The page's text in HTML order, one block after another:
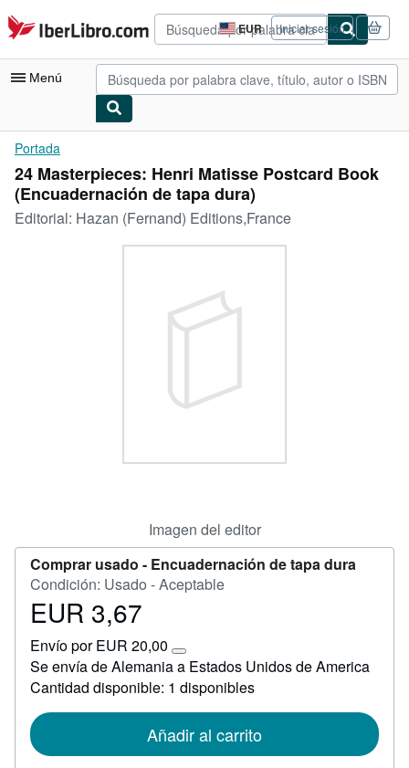
Pasar al contenido principal
IberLibro.com EUR
Preferencias
de
compra
del
Iniciar sesión
Menú
Mi cuenta
Consultar mis pedidos
Búsqueda avanzada
Portada
24 Masterpieces: Henri Matisse Postcard Book
(Encuadernación de tapa dura)
Editorial: Hazan (Fernand) Editions,France
Imagen del editor
Comprar usado - Encuadernación de tapa dura
Condición: Usado - Aceptable
Precio
3,67
EUR 3,67
Envío por EUR 20,00
Más
información
sobre
tarifas
envío
Se envía de Alemania a Estados Unidos de America
Cantidad disponible: 1 disponibles
Añadir al carrito